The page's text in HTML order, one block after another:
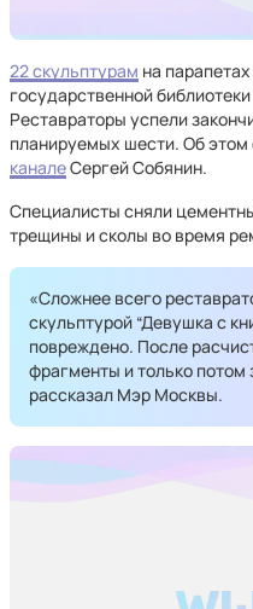
22 скульптурам на
государственной
Реставраторы успели
планируемых шести. Об
каналеСергей Собянин.
Специалисты сняли
трещины и сколы во время
«Сложнее всего
скульптурой “Девушка с
повреждено. После
фрагменты и только
рассказал Мэр Москвы.